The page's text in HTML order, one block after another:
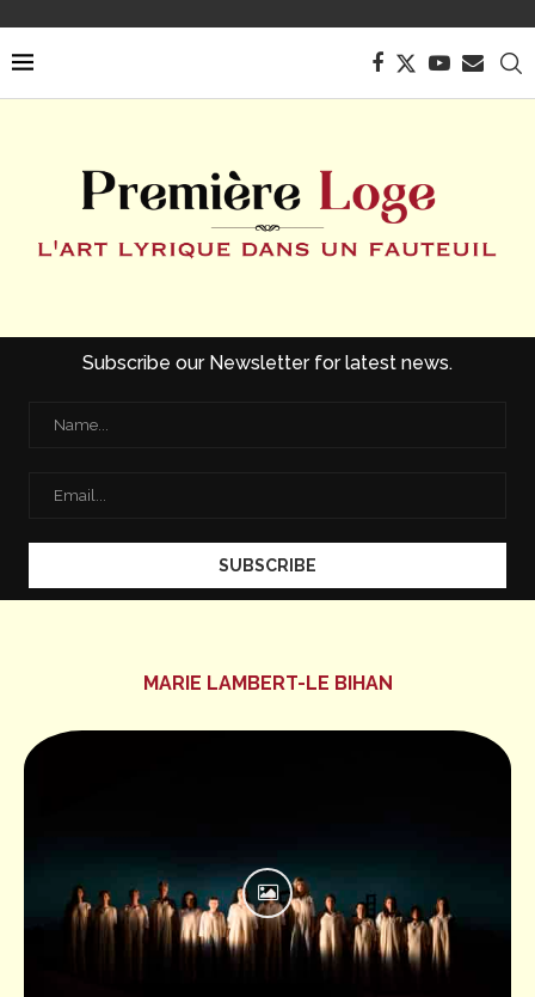
Subscribe our Newsletter for latest news.
MARIE LAMBERT-LE BIHAN